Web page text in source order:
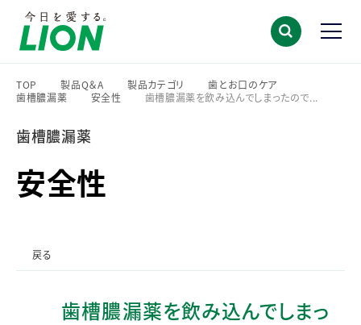
TOP
>
製品Q＆A
>
製品カテゴリ
>
歯とお口のケア
>
歯槽膿漏薬
安全性
歯槽膿漏薬を飲み込んでしまったので...
歯槽膿漏薬
安全性
戻る
歯槽膿漏薬を飲み込んでしまっ